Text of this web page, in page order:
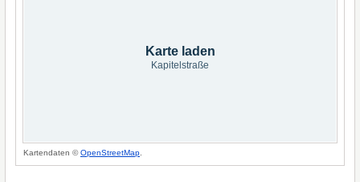
Karte laden
Kapitelstraße
Kartendaten ©OpenStreetMap